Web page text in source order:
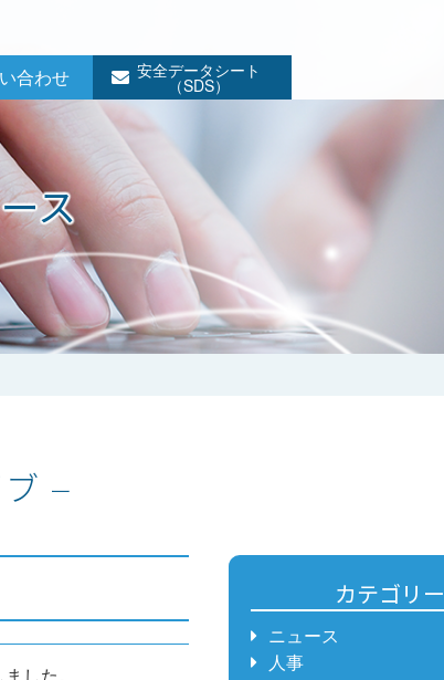
合わせ 安全データシート
（SDS）
ス
カテゴリー
ニュース
人事